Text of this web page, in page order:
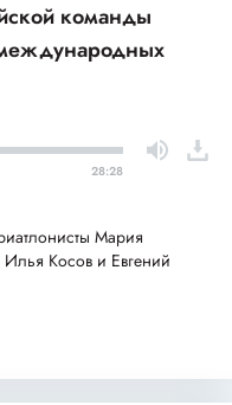
команды
международных
28:28
Мария
Илья Косов и Евгений